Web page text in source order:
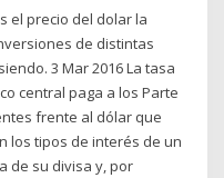
el precio del dolar la
de distintas
3 Mar 2016 La tasa
central paga a los Parte
frente al dólar que
los tipos de interés de un
de su divisa y, por